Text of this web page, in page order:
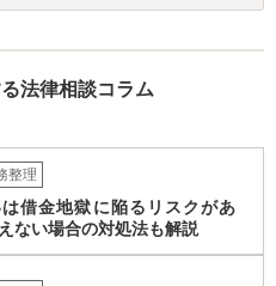
くても、ココナラで最寄りの債務
法律相談コラム
整理
は借金地獄に陥るリスクがあ
ない場合の対処法も解説